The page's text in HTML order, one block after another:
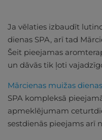
Ja vēlaties izbaudīt
dienas SPA, arī tad
Šeit pieejamas
un dāvās tik ļoti
Mārcienas muižas
SPA kompleksā
apmeklējumam
sestdienās pieejams arī